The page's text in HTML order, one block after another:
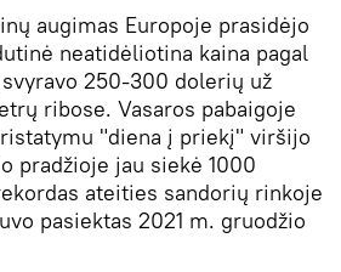
augimas Europoje prasidėjo
neatidėliotina kaina pagal
250-300 dolerių už
ribose. Vasaros pabaigoje
"diena į priekį" viršijo
pradžioje jau siekė 1000
ateities sandorių rinkoje
pasiektas 2021 m. gruodžio